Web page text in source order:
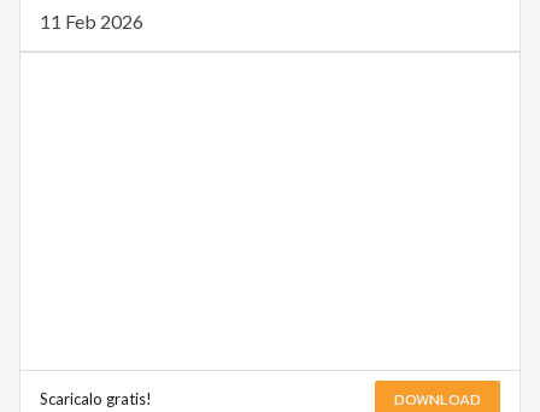
11 Feb 2026
Scaricalo gratis! DOWNLOAD